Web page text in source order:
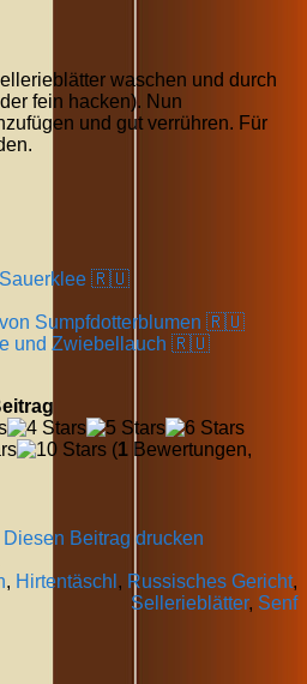
waschen und durch
fein hacken). Nun
und gut verrühren. Für
Sauerklee 🇷🇺
Sumpfdotterblumen 🇷🇺
und Zwiebellauch 🇷🇺
(1 Bewertungen,
Diesen Beitrag drucken
, Hirtentäschl , Russisches Gericht,
Sellerieblätter, Senf